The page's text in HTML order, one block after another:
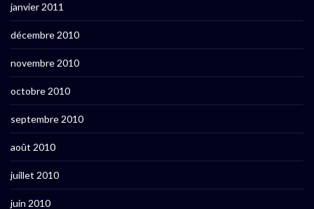
janvier 2011
décembre 2010
novembre 2010
octobre 2010
septembre 2010
août 2010
juillet 2010
juin 2010